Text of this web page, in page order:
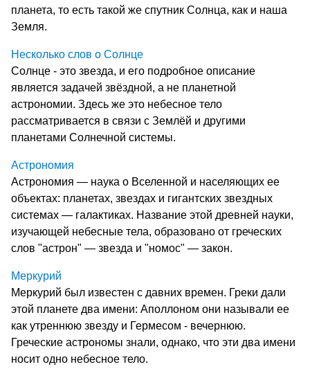
планета, то есть такой же спутник Солнца, как и наша
Земля.
Несколько слов о Солнце
Солнце - это звезда, и его подробное описание
является задачей звёздной, а не планетной
астрономии. Здесь же это небесное тело
рассматривается в связи с Землёй и другими
планетами Солнечной системы.
Астрономия
Астрономия — наука о Вселенной и населяющих ее
объектах: планетах, звездах и гигантских звездных
системах — галактиках. Название этой древней науки,
изучающей небесные тела, образовано от греческих
слов "астрон" — звезда и "номос" — закон.
Меркурий
Меркурий был известен с давних времен. Греки дали
этой планете два имени: Аполлоном они называли ее
как утреннюю звезду и Гермесом - вечернюю.
Греческие астрономы знали, однако, что эти два имени
носит одно небесное тело.